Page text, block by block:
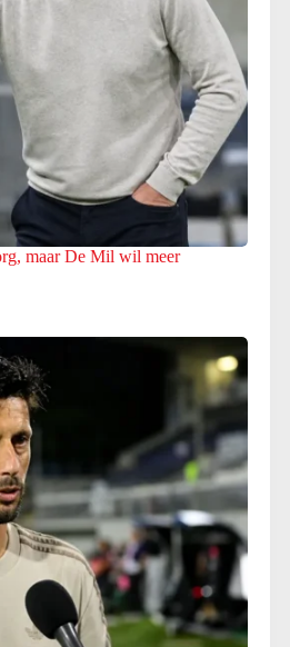
maar De Mil wil meer